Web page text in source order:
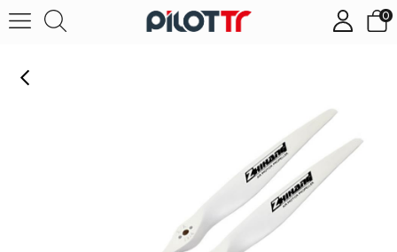
0
17X5.0 Ahşap Drone Pervanesi (2 Adet)